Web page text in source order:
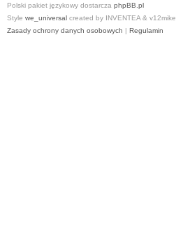
Polski pakiet językowy dostarcza phpBB.pl
Style we_universal created by INVENTEA & v12mike
Zasady ochrony danych osobowych | Regulamin